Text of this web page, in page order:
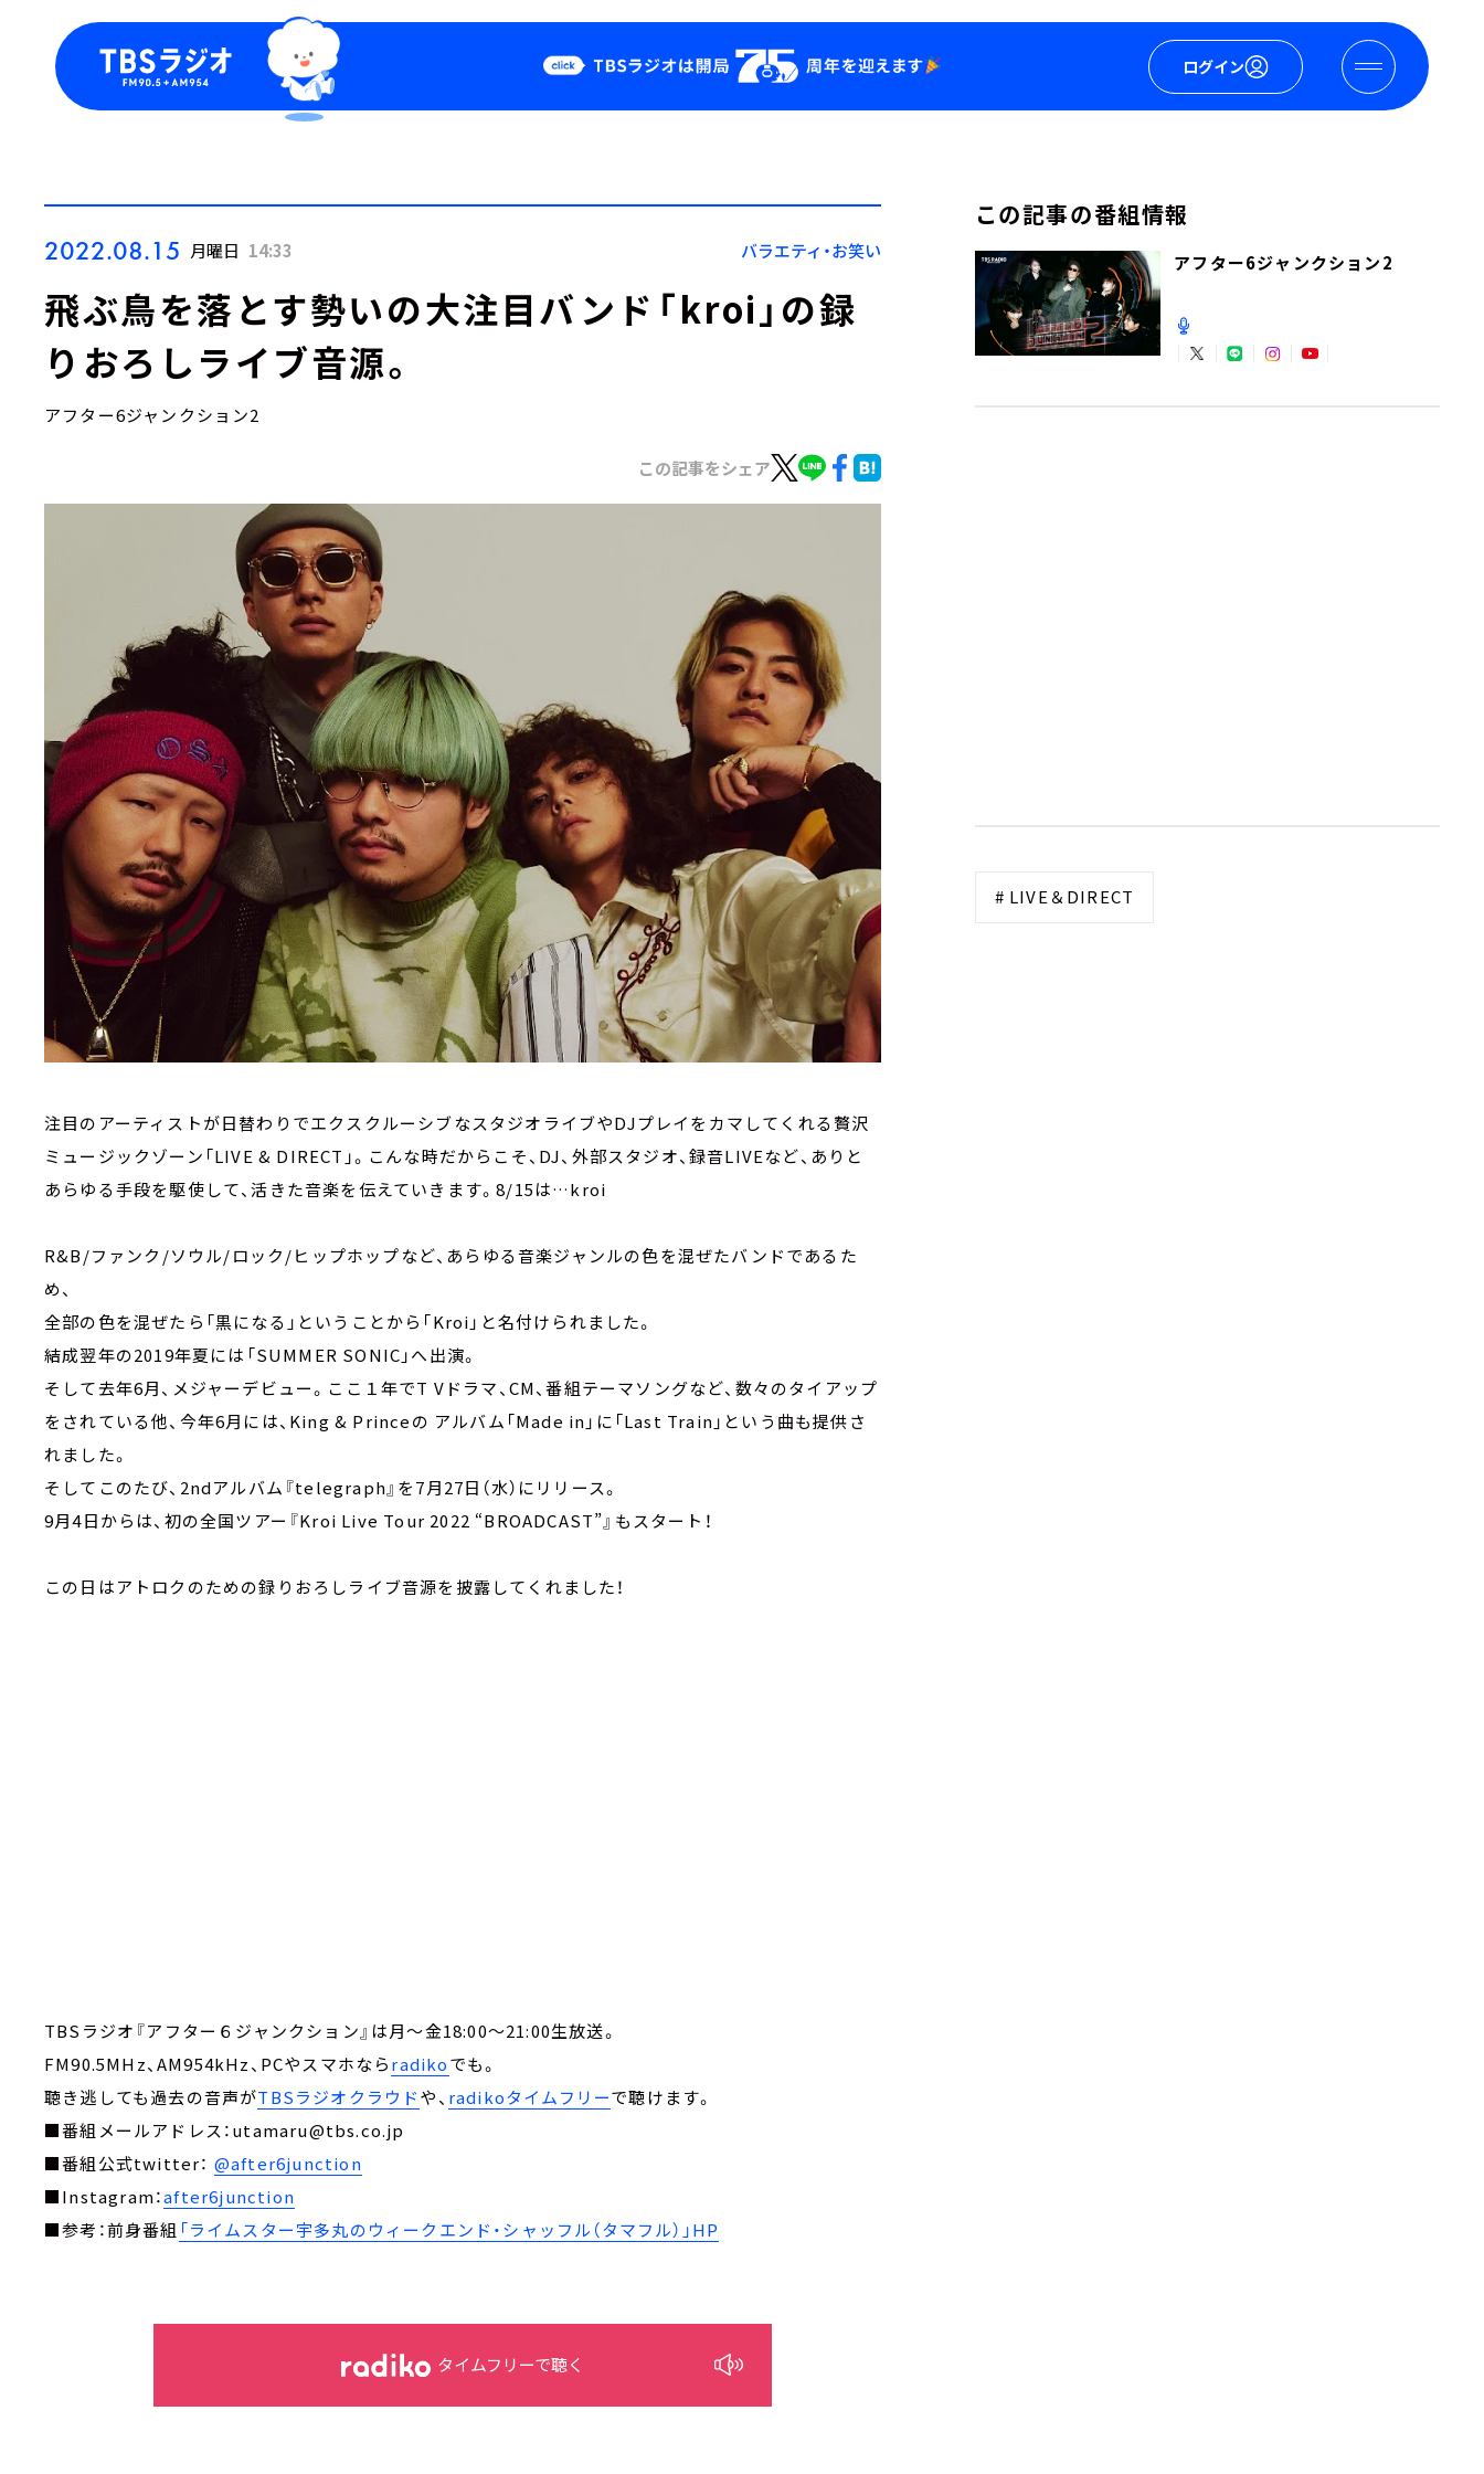
ログイン
Podcast
YouTube
会社情報
2022.08.15 月曜日 14:33 バラエティ・お笑い
飛ぶ鳥を落とす勢いの大注目バンド「kroi」の録
りおろしライブ音源。
アフター6ジャンクション2
この記事をシェア
注目のアーティストが日替わりでエクスクルーシブなスタジオライブやDJプレイをカマしてくれる贅沢
ミュージックゾーン「LIVE & DIRECT」。こんな時だからこそ、DJ、外部スタジオ、録音LIVEなど、ありと
あらゆる手段を駆使して、活きた音楽を伝えていきます。8/15は…kroi
R&B/ファンク/ソウル/ロック/ヒップホップなど、あらゆる音楽ジャンルの色を混ぜたバンドであるた
め、
全部の色を混ぜたら「黒になる」ということから「Kroi」と名付けられました。
結成翌年の2019年夏には「SUMMER SONIC」へ出演。
そして去年6月、メジャーデビュー。ここ１年でT Vドラマ、CM、番組テーマソングなど、数々のタイアップ
をされている他、今年6月には、King & Princeの アルバム「Made in」に「Last Train」という曲も提供さ
れました。
そしてこのたび、2ndアルバム『telegraph』を7月27日（水）にリリース。
9月4日からは、初の全国ツアー『Kroi Live Tour 2022 “BROADCAST”』もスタート！
この日はアトロクのための録りおろしライブ音源を披露してくれました！
TBSラジオ『アフター６ジャンクション』は月～金18:00～21:00生放送。
FM90.5MHz、AM954kHz、PCやスマホならradikoでも。
聴き逃しても過去の音声がTBSラジオクラウドや、 radikoタイムフリーで聴けます。
■番組メールアドレス：utamaru@tbs.co.jp
■番組公式twitter： @after6junction
■Instagram：after6junction
■参考：前身番組 「ライムスター宇多丸のウィークエンド・シャッフル（タマフル）」HP
タイムフリーで聴く
この記事の番組情報
アフター6ジャンクション2
# LIVE＆DIRECT